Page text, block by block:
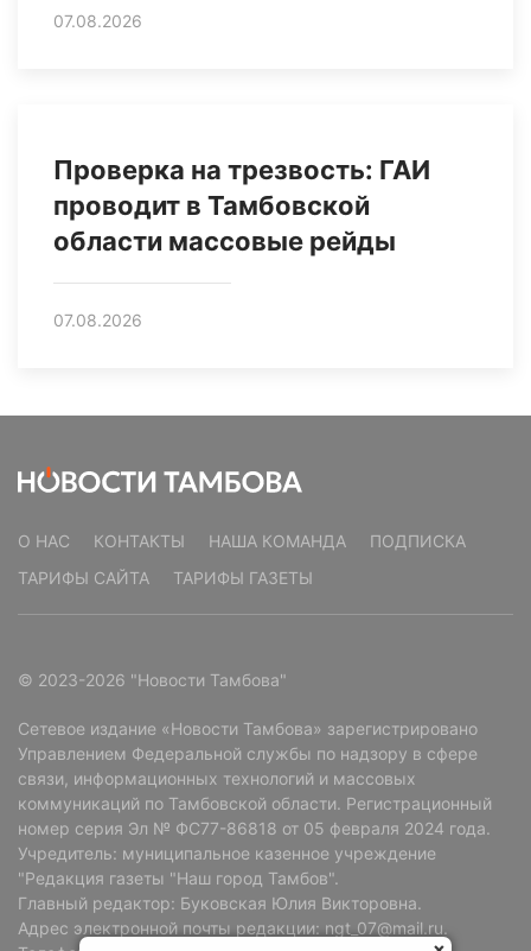
07.08.2026
Проверка на трезвость: ГАИ
проводит в Тамбовской
области массовые рейды
07.08.2026
О НАС КОНТАКТЫ НАША КОМАНДА
ПОДПИСКА
ТАРИФЫ САЙТА
ТАРИФЫ ГАЗЕТЫ
© 2023-2026 "Новости Тамбова"
Сетевое издание «Новости Тамбова» зарегистрировано
Управлением Федеральной службы по надзору в сфере
связи, информационных технологий и массовых
коммуникаций по Тамбовской области. Регистрационный
номер серия Эл № ФС77-86818 от 05 февраля 2024 года.
Учредитель: муниципальное казенное учреждение
"Редакция газеты "Наш город Тамбов".
Главный редактор: Буковская Юлия Викторовна.
Адрес электронной почты редакции: ngt_07@mail.ru.